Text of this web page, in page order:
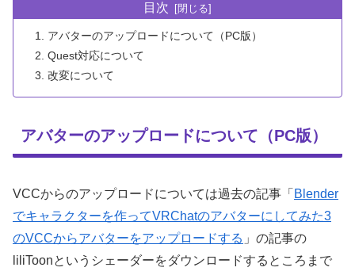
目次
アバターのアップロードについて（PC版）
Quest対応について
改変について
アバターのアップロードについて（PC版）
VCCからのアップロードについては過去の記事「 Blender
でキャラクターを作ってVRChatのアバターにしてみた3
のVCCからアバターをアップロードする 」の記事の
liliToonというシェーダーをダウンロードするところまで